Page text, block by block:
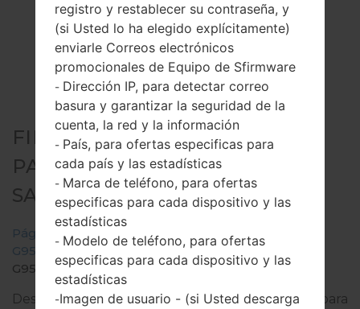
FIRMWARE OFICIAL #32909
PARA SM-G955U -
SAMSUNGGALAXY S8 PLUS
Página principal → Galaxy S8 Plus →
SamsungSM-
G955U
SM-
G955U_1_20180814121553_pxajm1ik0x_fac.zip
Descargue la última actualización de firmware para
registro y restablecer su contraseña, y
(si Usted lo ha elegido explícitamente)
enviarle Correos electrónicos
promocionales de Equipo de Sfirmware
- Dirección IP, para detectar correo
basura y garantizar la seguridad de la
cuenta, la red y la información
- País, para ofertas especificas para
cada país y las estadísticas
- Marca de teléfono, para ofertas
especificas para cada dispositivo y las
estadísticas
- Modelo de teléfono, para ofertas
especificas para cada dispositivo y las
estadísticas
-Imagen de usuario - (si Usted descarga